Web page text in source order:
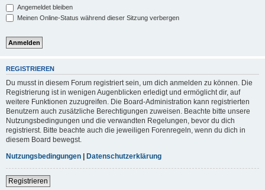
Angemeldet bleiben
Meinen Online-Status während dieser Sitzung verbergen
REGISTRIEREN
Du musst in diesem Forum registriert sein, um dich anmelden zu können. Die
Registrierung ist in wenigen Augenblicken erledigt und ermöglicht dir, auf
weitere Funktionen zuzugreifen. Die Board-Administration kann registrierten
Benutzern auch zusätzliche Berechtigungen zuweisen. Beachte bitte unsere
Nutzungsbedingungen und die verwandten Regelungen, bevor du dich
registrierst. Bitte beachte auch die jeweiligen Forenregeln, wenn du dich in
diesem Board bewegst.
Nutzungsbedingungen | Datenschutzerklärung
Registrieren